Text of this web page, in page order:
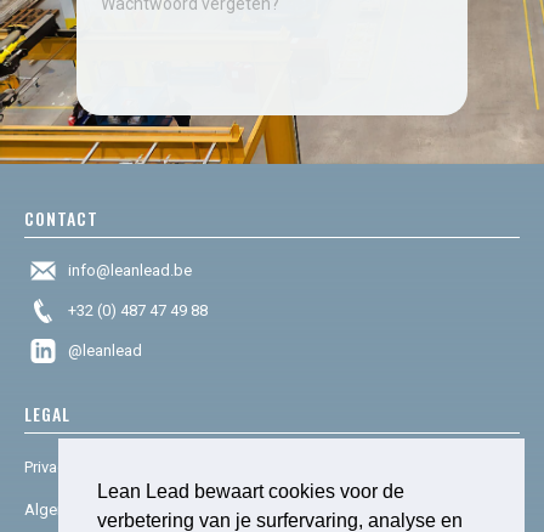
Lean Lead bewaart cookies voor de
verbetering van je surfervaring, analyse en
CONTACT
info@leanlead.be
+32 (0) 487 47 49 88
@leanlead
LEGAL
Privacy & cookies
Algemene voorwaarden